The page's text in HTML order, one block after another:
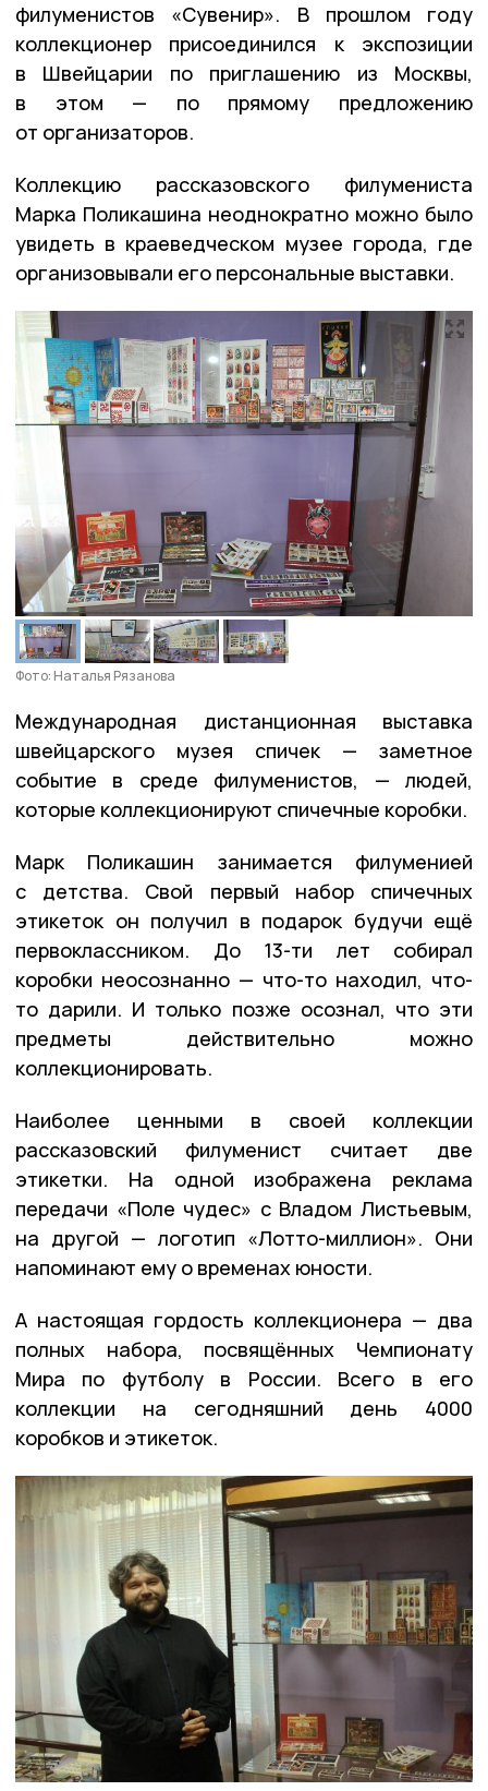
филуменистов «Сувенир». В прошлом году
коллекционер присоединился к экспозиции
в Швейцарии по приглашению из Москвы,
в этом — по прямому предложению
от организаторов.
Коллекцию рассказовского филумениста
Марка Поликашина неоднократно можно было
увидеть в краеведческом музее города, где
организовывали его персональные выставки.
Фото: Наталья Рязанова
Международная дистанционная выставка
швейцарского музея спичек — заметное
событие в среде филуменистов, — людей,
которые коллекционируют спичечные коробки.
Марк Поликашин занимается филуменией
с детства. Свой первый набор спичечных
этикеток он получил в подарок будучи ещё
первоклассником. До 13-ти лет собирал
коробки неосознанно — что-то находил, что-
то дарили. И только позже осознал, что эти
предметы действительно можно
коллекционировать.
Наиболее ценными в своей коллекции
рассказовский филуменист считает две
этикетки. На одной изображена реклама
передачи «Поле чудес» с Владом Листьевым,
на другой — логотип «Лотто-миллион». Они
напоминают ему о временах юности.
А настоящая гордость коллекционера — два
полных набора, посвящённых Чемпионату
Мира по футболу в России. Всего в его
коллекции на сегодняшний день 4000
коробков и этикеток.